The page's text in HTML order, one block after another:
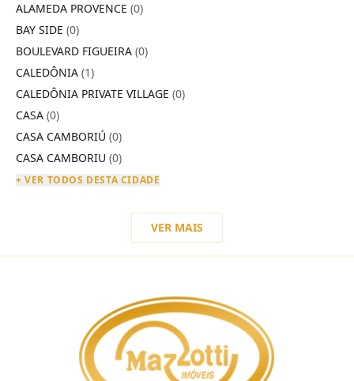
ALAMEDA PROVENCE (0)
BAY SIDE (0)
BOULEVARD FIGUEIRA (0)
CALEDÔNIA (1)
CALEDÔNIA PRIVATE VILLAGE (0)
CASA (0)
CASA CAMBORIÚ (0)
CASA CAMBORIU (0)
+ VER TODOS DESTA CIDADE
VER MAIS